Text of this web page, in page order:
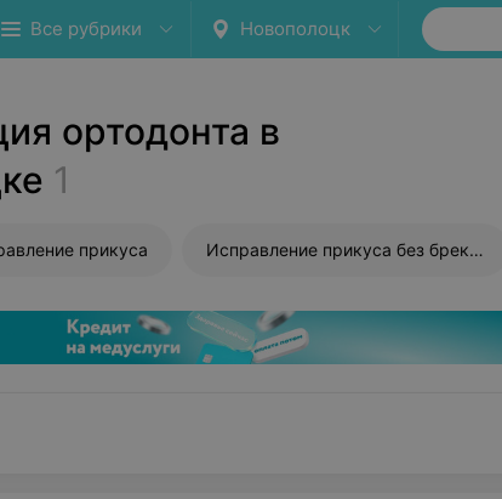
Все рубрики Новополоцк
ортодонта в
1
прикуса Исправление прикуса без брекетов